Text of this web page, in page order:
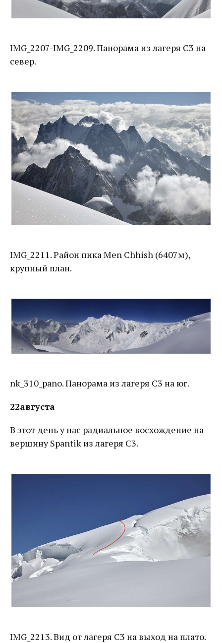
IMG_2207-IMG_2209. Панорама из лагеря C3 на
север.
IMG_2211. Район пика Men Chhish (6407м),
крупный план.
nk_310_pano. Панорама из лагеря C3 на юг.
22августа
В этот день у нас радиальное восхождение на
вершину Spantik из лагеря C3.
IMG_2213. Вид от лагеря C3 на выход на плато.